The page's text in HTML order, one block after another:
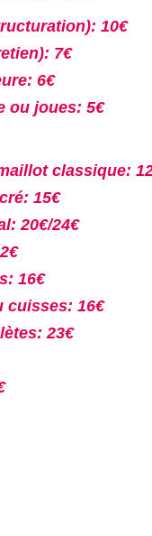
10€
7€
6€
ou joues: 5€
classique:
15€
20€/24€
16€
cuisses: 16€
23€